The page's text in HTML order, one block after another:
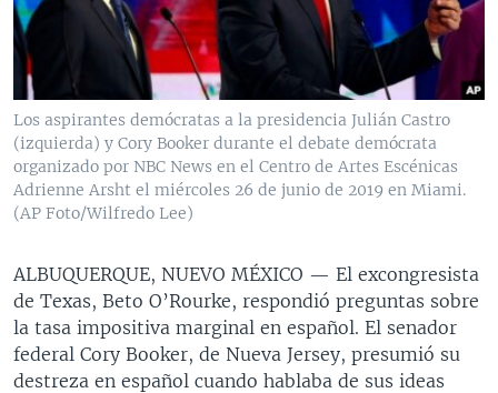
VENEZUELA
NICARAGUA
ECONOMÍA
ENTRETENIMIENTO Y CULTURA
TECNOLOGÍA
DEPORTES
CIENCIA Y SALUD
MULTIMEDIA
FOTOGRAFÍA
AUDIOS
PROGRAMAS TV
EL MUNDO AL DÍA
FORO INTERAMERICANO
VISIÓN 360
LAS CLAVES
RADIO
AVANCE INFORMATIVO
AUDIONOTICIAS
BUENOS DÍAS AMÉRICA
EL MUNDO AL DÍA [RADIO]
FORO [RADIO]
DEPORTIVO INTERNACIONAL
DIRECT
DOCUMENTALES DE LA VOA
SÍGANOS
Los aspirantes demócratas a la presidencia Julián Castro
(izquierda) y Cory Booker durante el debate demócrata
organizado por NBC News en el Centro de Artes Escénicas
Adrienne Arsht el miércoles 26 de junio de 2019 en Miami.
(AP Foto/Wilfredo Lee)
ALBUQUERQUE, NUEVO MÉXICO — El excongresista
de Texas, Beto O’Rourke, respondió preguntas sobre
la tasa impositiva marginal en español. El senador
federal Cory Booker, de Nueva Jersey, presumió su
destreza en español cuando hablaba de sus ideas